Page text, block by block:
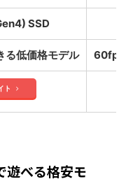
SSD
低価格モデル
ト
遊べる格安モ